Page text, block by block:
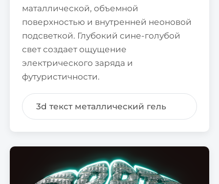
маталлической, объемной
поверхностью и внутренней неоновой
подсветкой. Глубокий сине-голубой
свет создает ощущение
электрического заряда и
футуристичности.
3d текст металлический гель